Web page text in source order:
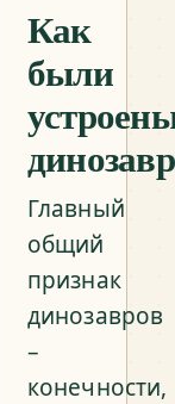
Как
были
Главный
общий
признак
динозавров
–
конечности,